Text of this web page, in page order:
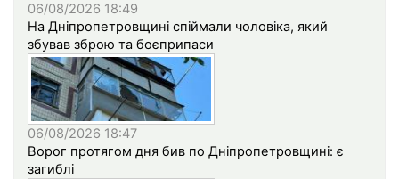
06/08/2026 18:49
На Дніпропетровщині спіймали чоловіка, який
збував зброю та боєприпаси
06/08/2026 18:47
Ворог протягом дня бив по Дніпропетровщині: є
загиблі